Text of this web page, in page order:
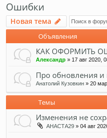
и
Ошибки
Новая тема
Объявления
КАК ОФОРМИТЬ
Александр » 17 авг 2020,
Про обновления и
Анатолий Кузовкин » 20
Темы
Изменения не
АНАСТА29 » 04 авг